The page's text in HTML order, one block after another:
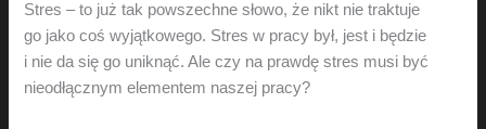
Stres – to już tak powszechne słowo, że nikt nie traktuje
go jako coś wyjątkowego. Stres w pracy był, jest i będzie
i nie da się go uniknąć. Ale czy na prawdę stres musi być
nieodłącznym elementem naszej pracy?